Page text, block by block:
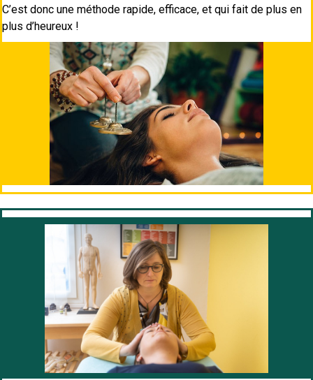
C’est donc une méthode rapide, efficace, et qui fait de plus en
plus d’heureux !